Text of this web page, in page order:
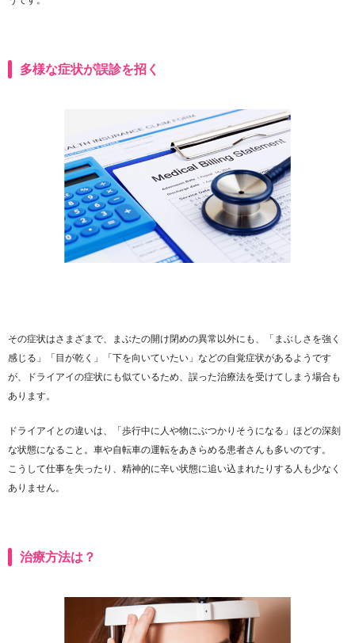
多様な症状が誤診を招く
その症状はさまざまで、まぶたの開け閉めの異常以外にも、「まぶしさを強く
感じる」「目が乾く」「下を向いていたい」などの自覚症状があるようです
が、ドライアイの症状にも似ているため、誤った治療法を受けてしまう場合も
あります。
ドライアイとの違いは、「歩行中に人や物にぶつかりそうになる」ほどの深刻
な状態になること。車や自転車の運転をあきらめる患者さんも多いのです。
こうして仕事を失ったり、精神的に辛い状態に追い込まれたりする人も少なく
ありません。
治療方法は？